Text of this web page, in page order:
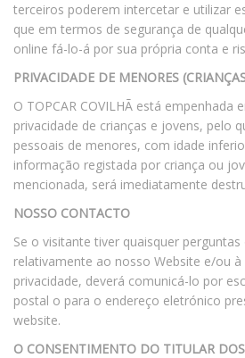
terceiros poderem intercetar e utilizar
que em termos de segurança de
online fá-lo-á por sua própria conta e
PRIVACIDADE DE MENORES
O TOPCAR COVILHÃ está empenhada
privacidade de crianças e jovens, pelo
pessoais de menores, com idade
informação registada por criança ou
mencionada, será imediatamente
NOSSO CONTACTO
Se o visitante tiver quaisquer
relativamente ao nosso Website e/ou
privacidade, deverá comunicá-lo por
postal o para o endereço eletrónico
website.
O CONSENTIMENTO DO TITULAR